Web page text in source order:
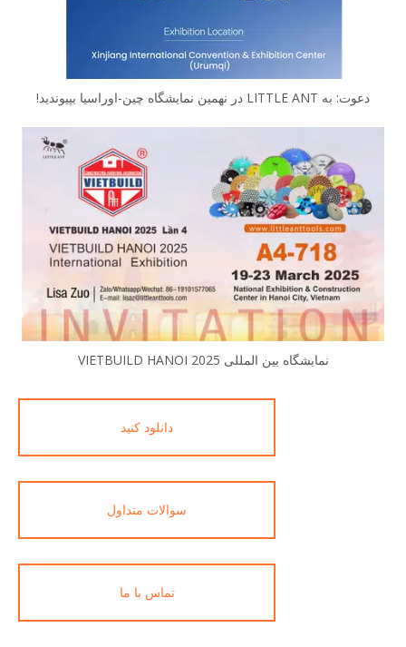
دعوت: به LITTLE ANT در نهمین نمایشگاه چین-اوراسیا بپیوندید!
نمایشگاه بین المللی VIETBUILD HANOI 2025
دانلود کنید
سوالات متداول
تماس با ما